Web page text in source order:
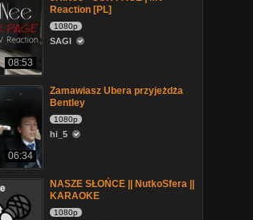
08:53
Reaction [PL]
1080p
SAGI
06:34
Zamawiasz Ubera przyjeżdża
Bentley
1080p
hi_5
NASZE SŁOŃCE || NutkoSfera ||
KARAOKE
1080p